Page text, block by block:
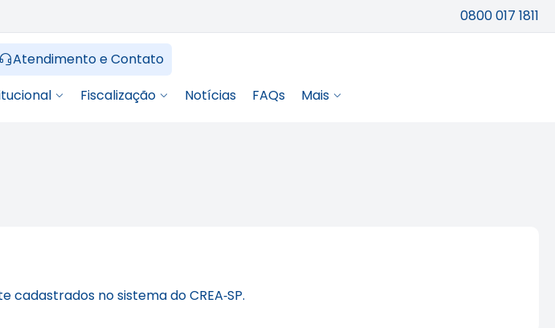
0800 017 1811
Atendimento e Contato
Fiscalização Notícias FAQs Mais
no sistema do CREA‑SP.